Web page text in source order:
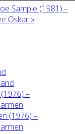
Sample (1981) –
Oskar »
–